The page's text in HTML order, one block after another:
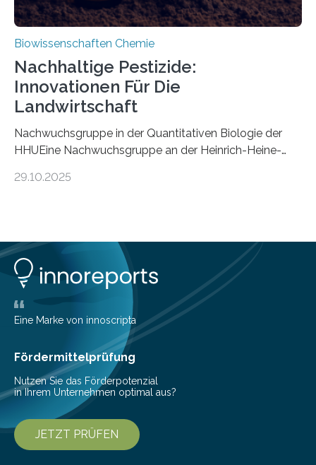
Biowissenschaften Chemie
Nachhaltige Pestizide:
Innovationen Für Die
Landwirtschaft
Nachwuchsgruppe in der Quantitativen Biologie der
HHUEine Nachwuchsgruppe an der Heinrich-Heine-
fünf Jahren erforschen, wie Bakterien auf
Insektenblume. Das Bundesministerium für Forschung,
Technologie und Raumfahrt (BMFTR) fördert das
Projekt im Rahmen der Nationalen
Bioökonomiestrategie mit rund 2,7 Millionen Euro.
Pestizide sind äußerst wichtig, um die globale
Ernährung zu sichern. Ohne sie besteht die weltweite
Gefahr erheblicher…
29.10.2025
Eine Marke von innoscripta
Fördermittelprüfung
Nutzen Sie das Förderpotenzial
in Ihrem Unternehmen optimal aus?
JETZT PRÜFEN